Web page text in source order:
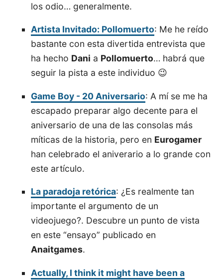
los odio… generalmente.
Artista Invitado: Pollomuerto: Me he reído
bastante con esta divertida entrevista que
ha hecho Dani a Pollomuerto… habrá que
seguir la pista a este individuo 😉
Game Boy - 20 Aniversario: A mí se me ha
escapado preparar algo decente para el
aniversario de una de las consolas más
míticas de la historia, pero en Eurogamer
han celebrado el aniverario a lo grande con
este artículo.
La paradoja retórica: ¿Es realmente tan
importante el argumento de un
videojuego?. Descubre un punto de vista
en este “ensayo” publicado en
Anaitgames.
Actually, I think it might have been a